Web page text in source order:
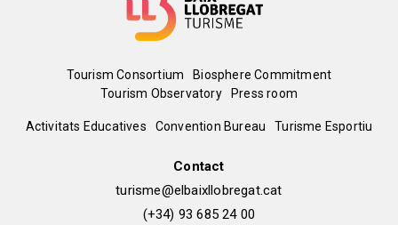
Menú
del
Tourism Consortium
Biosphere Commitment
Tourism Observatory
Press room
Peu
Activitats Educatives Convention Bureau Turisme Esportiu
Contact
turisme@elbaixllobregat.cat
(+34) 93 685 24 00